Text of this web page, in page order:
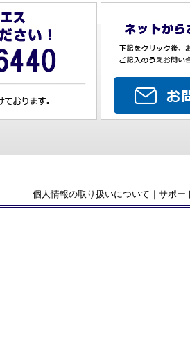
個人情報の取り扱いについて ｜ サポー